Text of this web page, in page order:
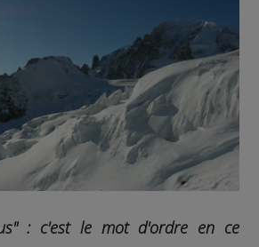
: c'est le mot d'ordre en ce